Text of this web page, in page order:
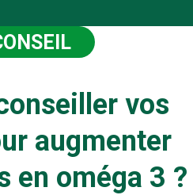
vos
augmenter
en oméga 3 ?